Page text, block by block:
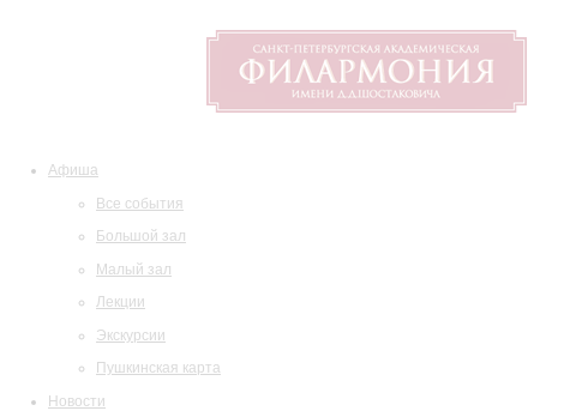
Афиша
Все события
Большой зал
Малый зал
Лекции
Экскурсии
Пушкинская карта
Новости